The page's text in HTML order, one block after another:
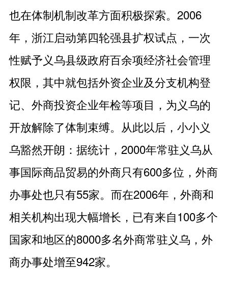
也在体制机制改革方面积极探索。2006
年，浙江启动第四轮强县扩权试点，一次
性赋予义乌县级政府百余项经济社会管理
权限，其中就包括外资企业及分支机构登
记、外商投资企业年检等项目，为义乌的
开放解除了体制束缚。从此以后，小小义
乌豁然开朗：据统计，2000年常驻义乌从
事国际商品贸易的外商只有600多位，外商
办事处也只有55家。而在2006年，外商和
相关机构出现大幅增长，已有来自100多个
国家和地区的8000多名外商常驻义乌，外
商办事处增至942家。